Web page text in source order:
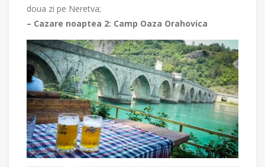
doua zi pe Neretva;
– Cazare noaptea 2: Camp Oaza Orahovica